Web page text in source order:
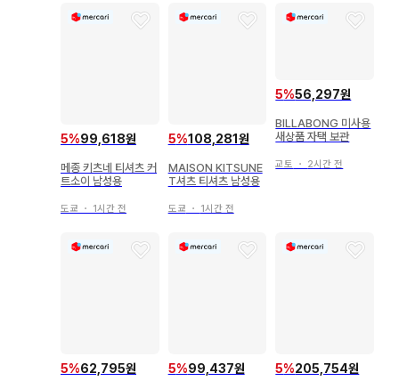
5%99,618원
메종 키츠네 티셔츠 커
트소이 남성용
도쿄 ・ 1시간 전
5%108,281원
MAISON KITSUNE
T셔츠 티셔츠 남성용
도쿄 ・ 1시간 전
5%56,297원
BILLABONG 미사용
새상품 자택 보관
교토 ・ 2시간 전
5%62,795원 5%99,437원 5%205,754원